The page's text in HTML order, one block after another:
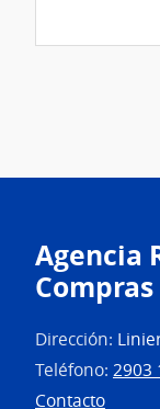
Agencia
Dirección:
Teléfono: 2903
Contacto